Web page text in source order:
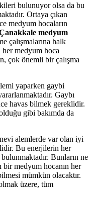
bulunuyor olsa da bu
Ortaya çıkan
medyum hocaların
medyum
çalışmalarına halk
her medyum hoca
çok önemli bir çalışma
yaparken gaybi
Gaybı
havas bilmek gereklidir.
gibi bakımda da
alemlerde var olan iyi
Bu enerjilerin her
Bunların ne
medyum hocanın her
mümkün olacaktır.
üzere, tüm